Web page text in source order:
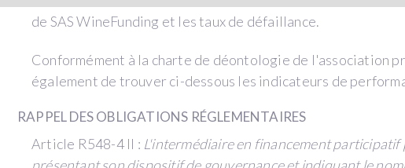
de SAS WineFunding et les taux de défaillance.
Conformément à la charte de déontologie de l'association
également de trouver ci-dessous les indicateurs de
RAPPEL DES OBLIGATIONS RÉGLEMENTAIRES
Article R548-4 II : L'intermédiaire en financement